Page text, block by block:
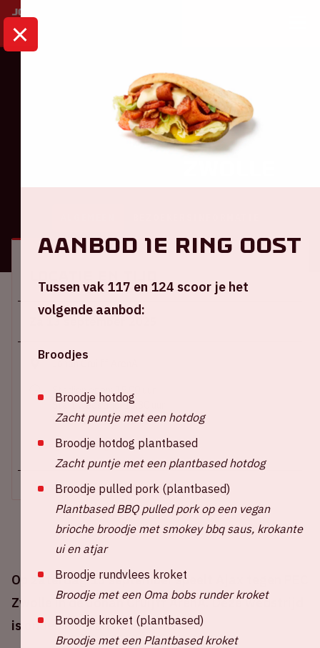
KALENDER AJAX - PEC ZWOLLE
Eredivisie
Op zaterdag 13 september speelt Ajax tegen PEC
Zwolle in de Johan Cruijff ArenA. Deze wedstrijd
is onderdeel van de Eredivisie.
Za 13 september 2025
Johan Cruijff ArenA
Stadion open: 15.00 uur
Start wedstrijd: 16.30 uur
Einde wedstrijd: 18.15 uur
+ Voeg toe aan agenda
Aanbod 1e ring Oost
Tussen vak 117 en 124 scoor je het
volgende aanbod:
Broodjes
Broodje hotdog
Zacht puntje met een hotdog
Broodje hotdog plantbased
Zacht puntje met een plantbased hotdog
Broodje pulled pork (plantbased)
Plantbased BBQ pulled pork op een vegan
brioche broodje met smokey bbq saus, krokante
ui en atjar
Broodje rundvlees kroket
Broodje met een Oma bobs runder kroket
Broodje kroket (plantbased)
Broodje met een Plantbased kroket